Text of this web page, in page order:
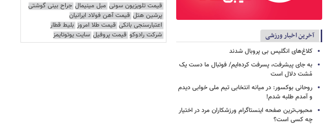
آخرین اخبار ورزشی
کلاغ‌های انگلیس بی پروبال شدند
به جای پیشرفت، پسرفت کرده‌ایم/ فوتبال ما دست یک
مُشت دلال است
روحانی بوکسور: در میانه انتخابی تیم ملی خوابی دیدم
و آمدم طلبه شدم!
محبوب‌ترین صفحه اینستاگرام ورزشکاران مرد در اختیار
چه کسی است؟
قیمت تلویزیون سونی مبل مینیمال جراح بینی گوشتی
پرشین هتل قیمت آهن فولاد ایرانیان
اعتبارسنجی بانکی قیمت طلا امروز بلیط قطار
شرکت رادوکو قیمت پروفیل سایت یوتوتایمز